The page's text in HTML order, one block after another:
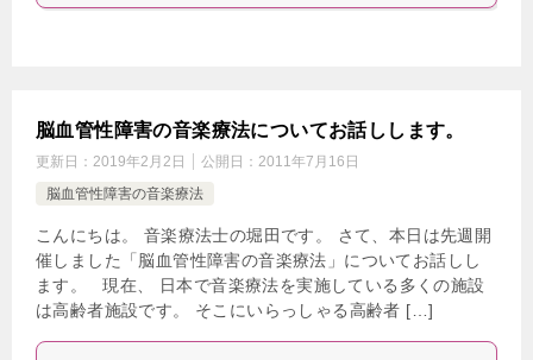
脳血管性障害の音楽療法についてお話しします。
更新日： 2019年2月2日 公開日： 2011年7月16日
脳血管性障害の音楽療法
こんにちは。 音楽療法士の堀田です。 さて、本日は先週開
催しました「脳血管性障害の音楽療法」についてお話しし
ます。 現在、 日本で音楽療法を実施している多くの施設
は高齢者施設です。 そこにいらっしゃる高齢者 […]